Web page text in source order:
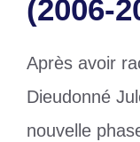
(2006-
Après avoir
Dieudonné
nouvelle